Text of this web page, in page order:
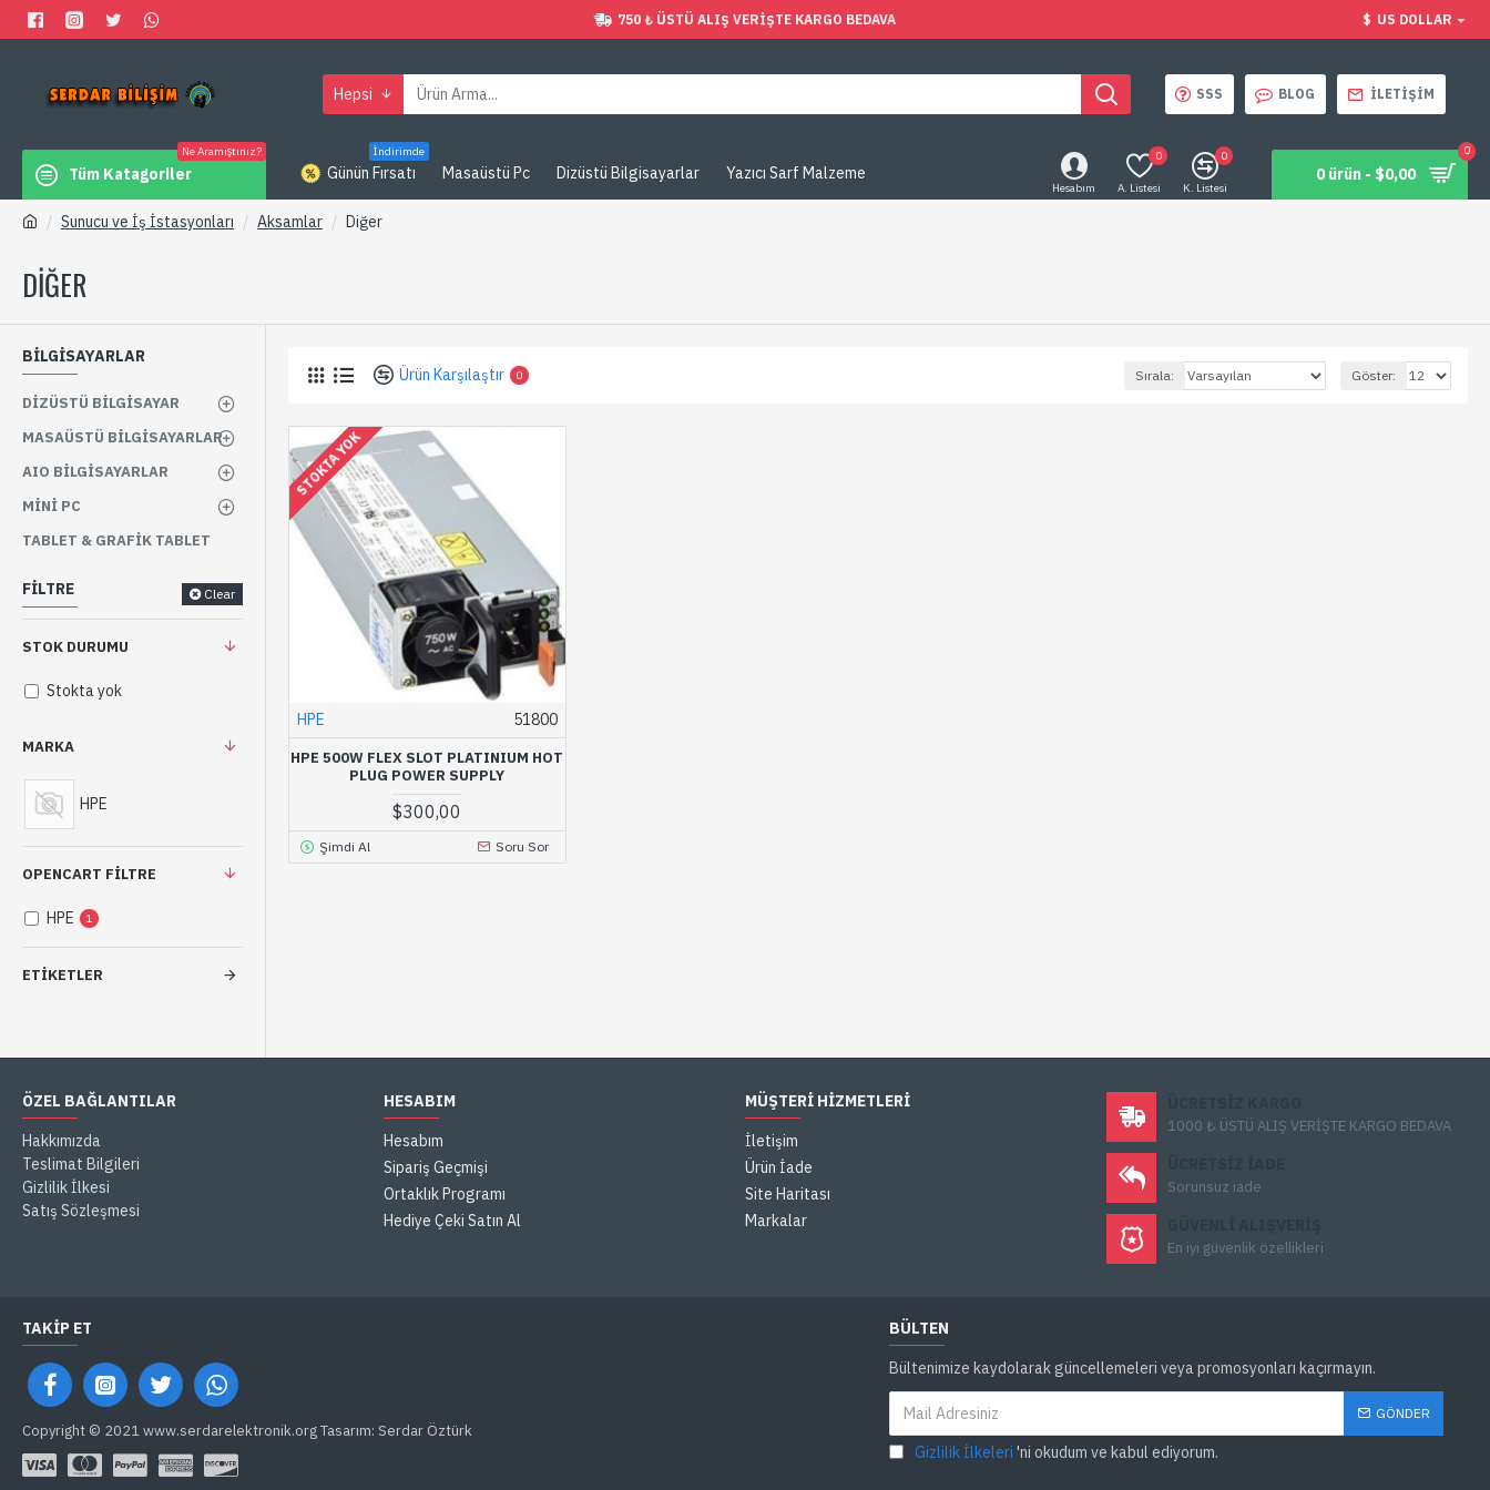
750 ₺ ÜSTÜ ALIŞ VERIŞTE KARGO BEDAVA $ US DOLLAR
Hepsi SSS BLOG İLETIŞIM
Tüm Katagoriler
Ne Aramıştınız?
Günün Fırsatı
İndirimde
Masaüstü Pc Dizüstü Bilgisayarlar Yazıcı Sarf Malzeme
Hesabım A. Listesi
0
K. Listesi
0
0 ürün - $0,00
0
Sunucu ve İş İstasyonları Aksamlar Diğer
DIĞER
BİLGİSAYARLAR
DIZÜSTÜ BILGISAYAR
MASAÜSTÜ BILGISAYARLAR
AIO BILGISAYARLAR
MINI PC
TABLET & GRAFIK TABLET
FILTRE Clear
MARKA
HPE
OPENCART FILTRE
HPE 1
ETIKETLER
STOK DURUMU
Stokta yok
Ürün Karşılaştır 0 Sırala: Göster:
STOKTA YOK
HPE 51800
HPE 500W FLEX SLOT PLATINIUM HOT
PLUG POWER SUPPLY
$300,00
Şimdi Al Soru Sor
ÖZEL BAĞLANTILAR
Hakkımızda
Teslimat Bilgileri
Gizlilik İlkesi
Satış Sözleşmesi
HESABIM
Hesabım
Sipariş Geçmişi
Ortaklık Programı
Hediye Çeki Satın Al
MÜŞTERI HIZMETLERI
İletişim
Ürün İade
Site Haritası
Markalar
1000 ₺ ÜSTÜ ALIŞ VERİŞTE KARGO BEDAVA
Sorunsuz iade
En iyi güvenlik özellikleri
TAKIP ET
Copyright © 2021 www.serdarelektronik.org Tasarım: Serdar Öztürk
BÜLTEN
Bültenimize kaydolarak güncellemeleri veya promosyonları kaçırmayın.
GÖNDER
Gizlilik İlkeleri 'ni okudum ve kabul ediyorum.